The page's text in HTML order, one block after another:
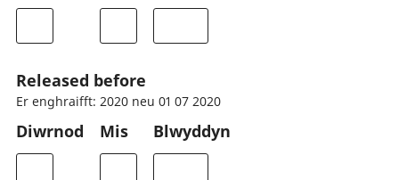
Released before
Er enghraifft: 2020 neu 01 07 2020
Diwrnod Mis Blwyddyn